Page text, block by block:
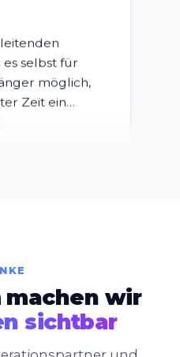
selbst für
möglich,
Zeit ein…
Schülerinnen
machen wir
sichtbar